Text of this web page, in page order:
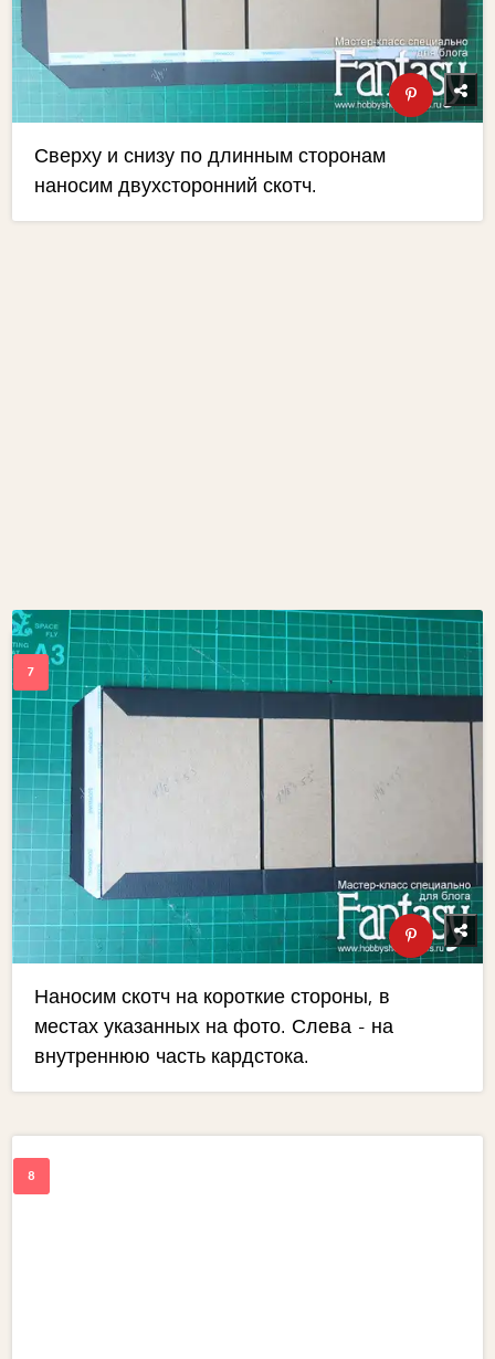
Сверху и снизу по длинным сторонам
наносим двухсторонний скотч.
Наносим скотч на короткие стороны, в
местах указанных на фото. Слева - на
внутреннюю часть кардстока.